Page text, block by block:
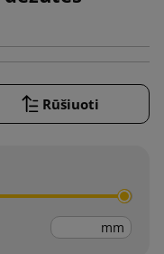
Rūšiuoti
mm